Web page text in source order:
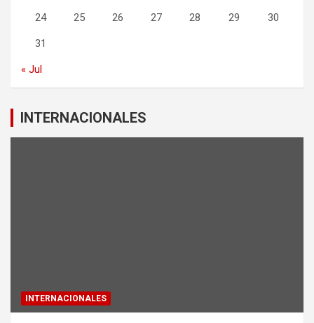
24 25 26 27 28 29 30
31
« Jul
INTERNACIONALES
INTERNACIONALES